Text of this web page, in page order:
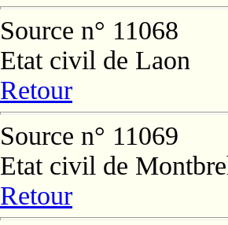
Source n° 11068
Etat civil de Laon
Retour
Source n° 11069
Etat civil de
Retour